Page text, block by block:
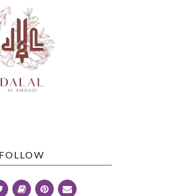
FOLLOW